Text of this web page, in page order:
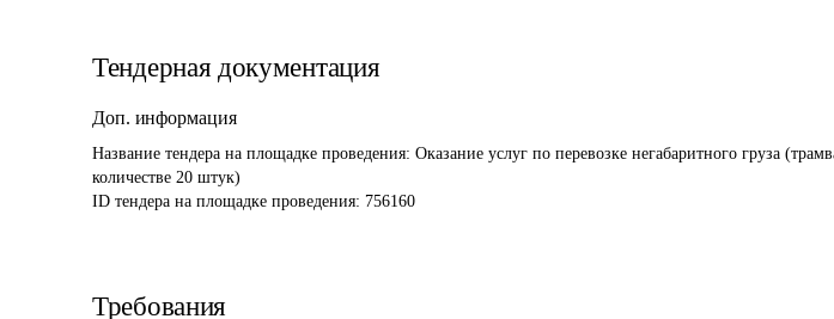
Тендерная документация
Доп. информация
Название тендера на площадке проведения: Оказание услуг по перевозке негабаритного груза
количестве 20 штук)
ID тендера на площадке проведения: 756160
Требования